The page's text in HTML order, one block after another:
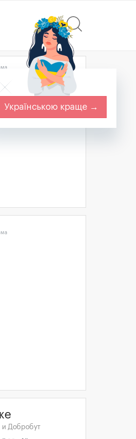
и Добробут
Українською краще →